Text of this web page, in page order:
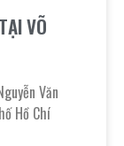
VÕ
Văn
Hồ Chí